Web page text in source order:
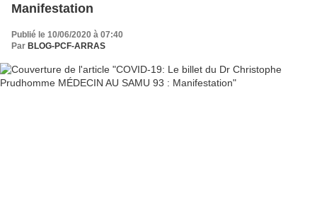
Manifestation
Publié le 10/06/2020 à 07:40
Par BLOG-PCF-ARRAS